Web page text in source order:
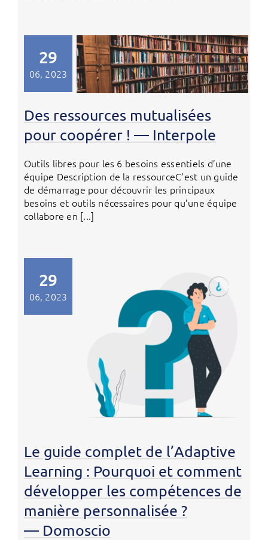
29
06, 2023
Des ressources mutualisées
pour coopérer ! — Interpole
Outils libres pour les 6 besoins essentiels d’une
équipe Description de la ressourceC’est un guide
de démarrage pour découvrir les principaux
besoins et outils nécessaires pour qu’une équipe
collabore en [...]
29
06, 2023
Le guide complet de l’Adaptive
Learning : Pourquoi et comment
développer les compétences de
manière personnalisée ?
— Domoscio